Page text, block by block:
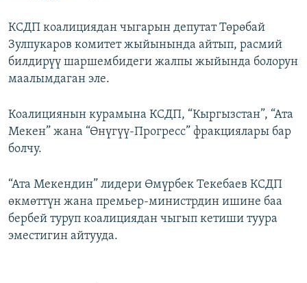
КСДП коалициядан чыгарын депутат Төрөбай
Зулпукаров комитет жыйынында айтып, расмий
билдирүү шаршембидеги жалпы жыйында болорун
маалымдаган эле.
Коалициянын курамына КСДП, “Кыргызстан”, “Ата
Мекен” жана “Өнүгүү-Прогресс” фракциялары бар
болчу.
“Ата Мекендин” лидери Өмүрбек Текебаев КСДП
өкмөттүн жана премьер-министрдин ишине баа
бербей туруп коалициядан чыгып кетиши туура
эместигин айтууда.